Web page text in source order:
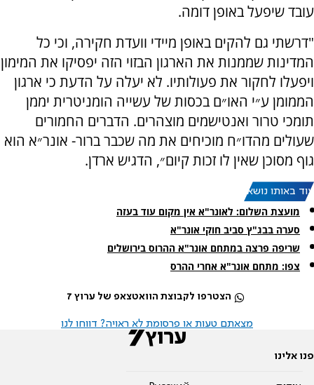
עובד שיפעל באופן דומה.
"דרשתי גם להקים באופן מיידי וועדת חקירה, וכי כל
המדינות שממנות את הארגון הבזוי הזה יפסיקו את המימון
ויפעלו לחקור את פעולותיו. לא יעלה על הדעת כי ארגון
הממומן ע״י האו״ם בכסות של עשייה הומניטרית יממן
תומכי טרור ואנטישמים מוצהרים. הדברים החמורים
שעולים מהדו״ח מוכיחים את מה שכבר ברור- אונר״א הוא
גוף מסוכן שאין לו זכות קיום״, הדגיש ארדן.
עוד באותו נושא:
מועצת השלום: לאונר"א אין מקום עוד בעזה
סערה בבג"ץ סביב חוקי אונר"א
שריפה פרצה במתחם אונר"א ההרוס בירושלים
צפו: מתחם אונר"א אחרי ההרס
הצטרפו לקבוצת הוואטצאפ של ערוץ 7
מצאתם טעות או פרסומת לא ראויה? דווחו לנו
פנו אלינו